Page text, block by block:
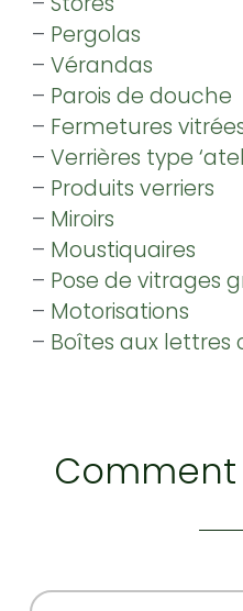
– Pergolas
– Vérandas
– Parois de douche
– Fermetures
– Verrières type
– Produits verriers
– Miroirs
– Moustiquaires
– Pose de vitrages
– Motorisations
– Boîtes aux lettres